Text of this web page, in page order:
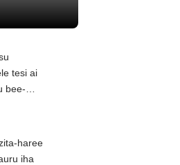
tesi ai
bee-
haree
iha